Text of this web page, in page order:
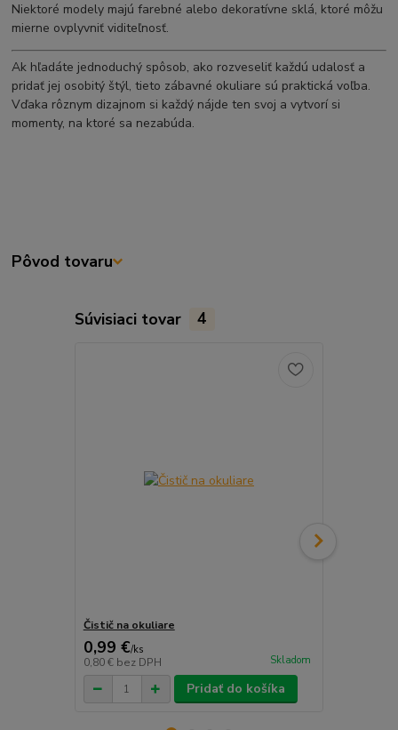
Niektoré modely majú farebné alebo dekoratívne sklá, ktoré môžu
mierne ovplyvniť viditeľnosť.
Ak hľadáte jednoduchý spôsob, ako rozveseliť každú udalosť a
pridať jej osobitý štýl, tieto zábavné okuliare sú praktická voľba.
Vďaka rôznym dizajnom si každý nájde ten svoj a vytvorí si
momenty, na ktoré sa nezabúda.
Pôvod tovaru
Súvisiaci tovar 4
Čistič na okuliare
0,99 €/ks
0,80 € bez DPH Skladom
Pridať do košíka